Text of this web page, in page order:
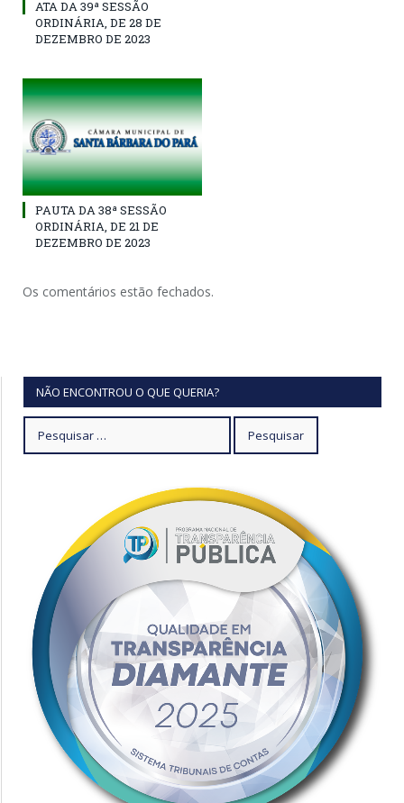
ATA DA 39ª SESSÃO
ORDINÁRIA, DE 28 DE
DEZEMBRO DE 2023
PAUTA DA 38ª SESSÃO
ORDINÁRIA, DE 21 DE
DEZEMBRO DE 2023
Os comentários estão fechados.
NÃO ENCONTROU O QUE QUERIA?